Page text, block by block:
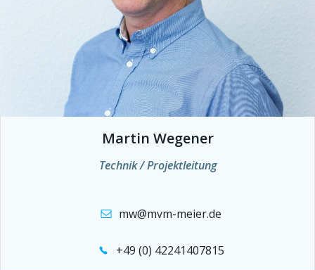
Martin Wegener
Technik / Projektleitung
mw@mvm-meier.de
+49 (0) 42241407815